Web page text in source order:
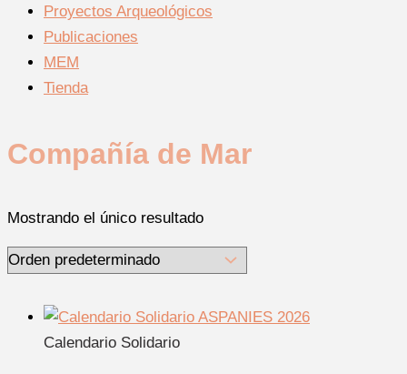
Proyectos Arqueológicos
Publicaciones
MEM
Tienda
Compañía de Mar
Mostrando el único resultado
Calendario Solidario